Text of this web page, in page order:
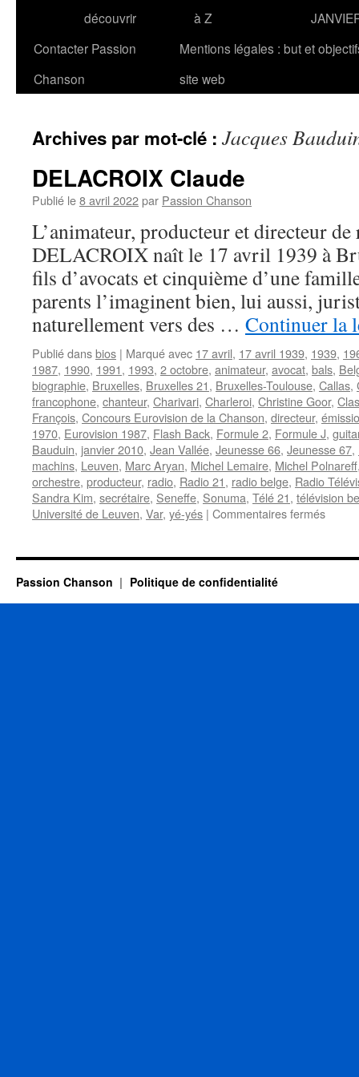
découvrir
à Z
Contacter Passion
Chanson
Mentions légales : but et
site web
Archives par mot-clé : Jacques
DELACROIX Claude
Publié le8 avril 2022par Passion Chanson
L’animateur, producteur et directeur
DELACROIX naît le 17 avril 1939 à
fils d’avocats et cinquième d’une
parents l’imaginent bien, lui aussi,
naturellement vers des … Continuer la
Publié dansbios | Marqué avec 17 avril, 17 avril 1939, 1939,
1987, 1990, 1991, 1993, 2 octobre, animateur, avocat, bals,
biographie, Bruxelles, Bruxelles 21, Bruxelles-Toulouse, Callas,
francophone, chanteur, Charivari, Charleroi, Christine Goor,
François, Concours Eurovision de la Chanson, directeur,
1970, Eurovision 1987, Flash Back, Formule 2, Formule J,
Bauduin, janvier 2010, Jean Vallée, Jeunesse 66, Jeunesse 67,
machins, Leuven, Marc Aryan, Michel Lemaire, Michel Polnareff
orchestre, producteur, radio, Radio 21, radio belge, Radio
Sandra Kim, secrétaire, Seneffe, Sonuma, Télé 21, télévision
Université de Leuven, Var, yé-yés | Commentaires ferméssur
Passion Chanson Politique de confidentialité